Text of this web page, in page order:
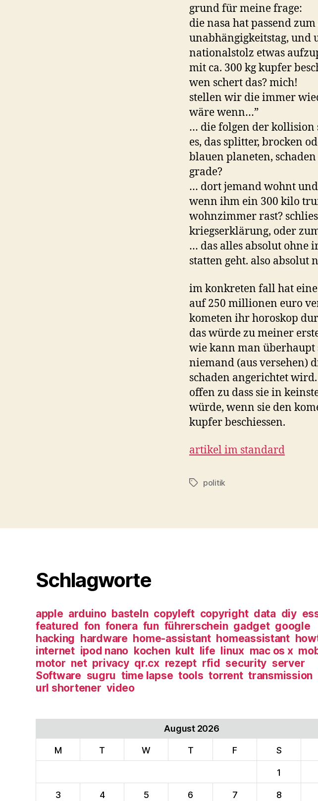
grund für meine frage:
die nasa hat passend
unabhängigkeitstag, und
nationalstolz etwas
mit ca. 300 kg kupfer
wen schert das? mich!
stellen wir die immer
wäre wenn…”
… die folgen der kollision
es, das splitter, brocken
blauen planeten,
grade?
… dort jemand wohnt
wenn ihm ein 300 kilo
wohnzimmer rast?
kriegserklärung, oder
… das alles absolut ohne
statten geht. also absolut
im konkreten fall hat
auf 250 millionen euro
kometen ihr horoskop
das würde zu meiner
wie kann man überhaupt
niemand (aus versehen)
schaden angerichtet
offen zu dass sie in
würde, wenn sie den
kupfer beschiessen.
artikel im standard
Tagspolitik
Schlagworte
apple arduino basteln copyleft copyright data diy
featured fon fonera fun führerschein gadget google
hacking hardware home-assistant homeassistant
internet ipod nano kochen kult life linux mac os x
motor net privacy qr.cx rezept rfid security server
Software sugru time lapse tools torrent transmission
url shortener video
August 2026
M T W T F S
1
3 4 5 6 7 8